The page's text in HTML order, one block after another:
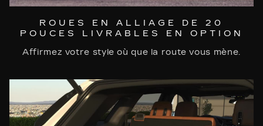
ROUES EN ALLIAGE DE 20
POUCES LIVRABLES EN OPTION
Affirmez votre style où que la route vous mène.